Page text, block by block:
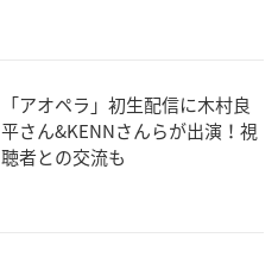
「アオペラ」初生配信に木村良
平さん&KENNさんらが出演！視
聴者との交流も